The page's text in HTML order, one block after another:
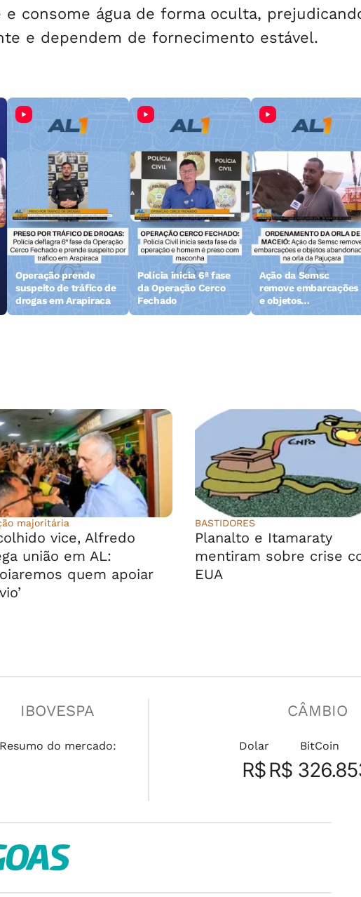
consome água de forma oculta,
e dependem de fornecimento estável.
Operação prende
suspeito de tráfico de
drogas em Arapiraca
Polícia inicia 6ª fase
da Operação Cerco
Fechado
Ação da Semsc
remove embarcações
e objetos
abandonados na orla
majoritária
vice, Alfredo
união em AL:
quem apoiar
BASTIDORES
Planalto e Itamaraty
mentiram sobre crise
EUA
IBOVESPA
Resumo do mercado:
CÂMBIO
Dolar
R$
BitCoin
R$